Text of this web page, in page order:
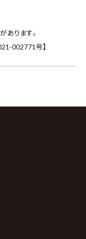
あります。
002771号】